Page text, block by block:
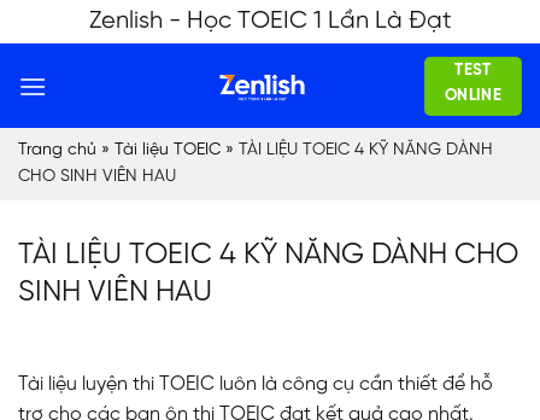
to
content
Zenlish - Học TOEIC 1 Lần Là Đạt
TEST
ONLINE
Trang chủ » Tài liệu TOEIC » TÀI LIỆU TOEIC 4 KỸ NĂNG DÀNH
CHO SINH VIÊN HAU
TÀI LIỆU TOEIC 4 KỸ NĂNG DÀNH CHO
SINH VIÊN HAU
Tài liệu luyện thi TOEIC luôn là công cụ cần thiết để hỗ
trợ cho các bạn ôn thi TOEIC đạt kết quả cao nhất.